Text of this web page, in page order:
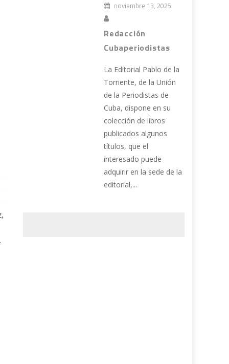
noviembre 13, 2025
Redacción
Cubaperiodistas
La Editorial Pablo de la
Torriente, de la Unión
de la Periodistas de
Cuba, dispone en su
colección de libros
publicados algunos
títulos, que el
interesado puede
adquirir en la sede de la
editorial,...